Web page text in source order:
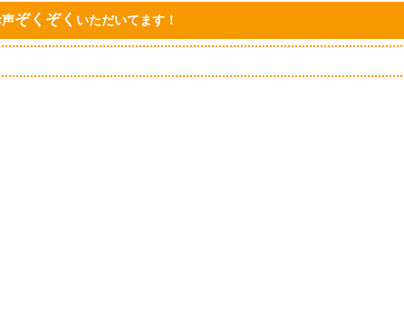
ぞくぞく いただいてます！